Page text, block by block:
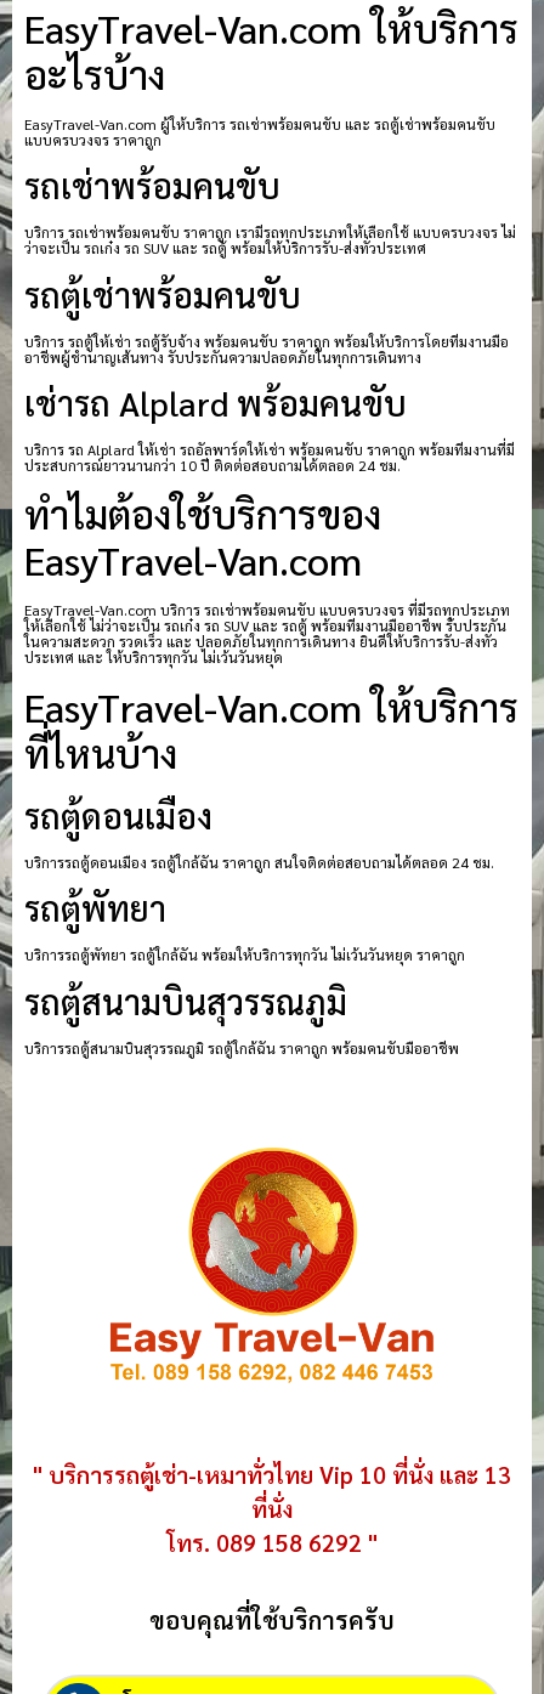
EasyTravel-Van.com ให้บริการ
อะไรบ้าง
EasyTravel-Van.com ผู้ให้บริการ รถเช่าพร้อมคนขับ และ รถตู้เช่าพร้อมคนขับ
แบบครบวงจร ราคาถูก
รถเช่าพร้อมคนขับ
บริการ รถเช่าพร้อมคนขับ ราคาถูก เรามีรถทุกประเภทให้เลือกใช้ แบบครบวงจร ไม่
ว่าจะเป็น รถเก๋ง รถ SUV และ รถตู้ พร้อมให้บริการรับ-ส่งทั่วประเทศ
รถตู้เช่าพร้อมคนขับ
บริการ รถตู้ให้เช่า รถตู้รับจ้าง พร้อมคนขับ ราคาถูก พร้อมให้บริการโดยทีมงานมือ
อาชีพผู้ชำนาญเส้นทาง รับประกันความปลอดภัยในทุกการเดินทาง
เช่ารถ Alplard พร้อมคนขับ
บริการ รถ Alplard ให้เช่า รถอัลพาร์ดให้เช่า พร้อมคนขับ ราคาถูก พร้อมทีมงานที่มี
ประสบการณ์ยาวนานกว่า 10 ปี ติดต่อสอบถามได้ตลอด 24 ชม.
ทำไมต้องใช้บริการของ
EasyTravel-Van.com
EasyTravel-Van.com บริการ รถเช่าพร้อมคนขับ แบบครบวงจร ที่มีรถทุกประเภท
ให้เลือกใช้ ไม่ว่าจะเป็น รถเก๋ง รถ SUV และ รถตู้ พร้อมทีมงานมืออาชีพ รับประกัน
ในความสะดวก รวดเร็ว และ ปลอดภัยในทุกการเดินทาง ยินดีให้บริการรับ-ส่งทั่ว
ประเทศ และ ให้บริการทุกวัน ไม่เว้นวันหยุด
EasyTravel-Van.com ให้บริการ
ที่ไหนบ้าง
รถตู้ดอนเมือง
บริการรถตู้ดอนเมือง รถตู้ใกล้ฉัน ราคาถูก สนใจติดต่อสอบถามได้ตลอด 24 ชม.
รถตู้พัทยา
บริการรถตู้พัทยา รถตู้ใกล้ฉัน พร้อมให้บริการทุกวัน ไม่เว้นวันหยุด ราคาถูก
รถตู้สนามบินสุวรรณภูมิ
บริการรถตู้สนามบินสุวรรณภูมิ รถตู้ใกล้ฉัน ราคาถูก พร้อมคนขับมืออาชีพ
" บริการรถตู้เช่า-เหมาทั่วไทย Vip 10 ที่นั่ง และ 13
ที่นั่ง
โทร. 089 158 6292 "
ขอบคุณที่ใช้บริการครับ